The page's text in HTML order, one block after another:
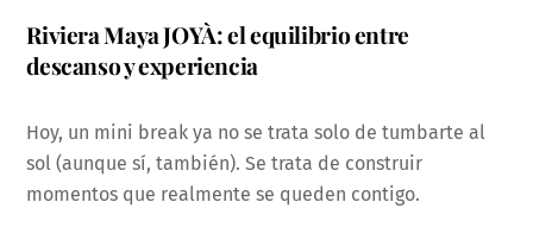
Riviera Maya JOYÀ: el equilibrio entre
descanso y experiencia
Hoy, un mini break ya no se trata solo de tumbarte al
sol (aunque sí, también). Se trata de construir
momentos que realmente se queden contigo.